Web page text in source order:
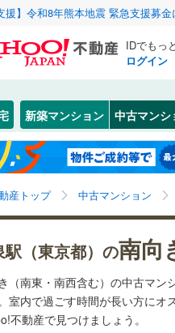
援】令和8年熊本地震 緊急支援募
IDでもっ
ログイン
新築マンション 中古マンシ
産トップ 中古マンション
駅（東京都）の南向
（南東・南西含む）の中古マン
室内で過ごす時間が長い方に
不動産で見つけましょう。
海道 北海道
北 青森
東 東京
新潟
東海 愛知
畿 大阪
函館本線(
石勝線(0)
根室本線(
石北本線(
常磐線(
高崎線(
両毛線(37
烏山線
(62) (34
富士見ケ丘 (11) 19
だわり条件 リフォーム
リノベー
（43）
共用設備
宅配ボッ
トランク
駐車場空
（29